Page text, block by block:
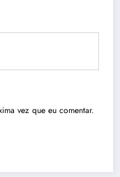
vez que eu comentar.